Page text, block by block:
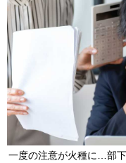
一度の注意が火種に…部